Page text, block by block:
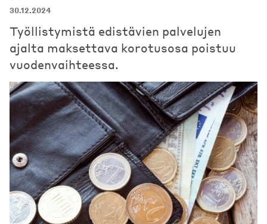
30.12.2024
Työllistymistä edistävien palvelujen
ajalta maksettava korotusosa poistuu
vuodenvaihteessa.